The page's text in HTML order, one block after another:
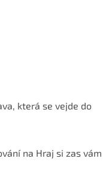
která se vejde do
na Hraj si zas vám